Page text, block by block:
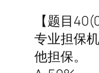
【题目
专业担保
他担保。